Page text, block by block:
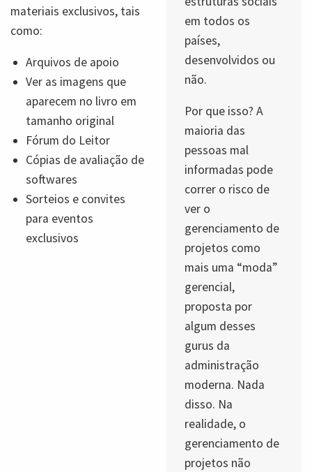
materiais exclusivos, tais
como:
Arquivos de apoio
Ver as imagens que
aparecem no livro em
tamanho original
Fórum do Leitor
Cópias de avaliação de
softwares
Sorteios e convites
para eventos
exclusivos
em todos os
países,
desenvolvidos ou
não.
Por que isso? A
maioria das
pessoas mal
informadas pode
correr o risco de
ver o
gerenciamento de
projetos como
mais uma “moda”
gerencial,
proposta por
algum desses
gurus da
administração
moderna. Nada
disso. Na
realidade, o
gerenciamento de
projetos não